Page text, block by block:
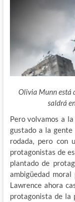
Olivia Munn está
saldrá
Pero volvamos a
gustado a la
rodada, pero con
protagonistas de
plantado de
ambigüedad
Lawrence ahora
protagonista de la